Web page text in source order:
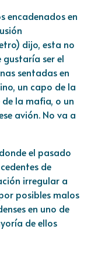
encadenados en
) dijo, esta no
ser el
sentadas en
un capo de la
la mafia, o un
avión. No va a
el pasado
de
irregular a
posibles malos
en uno de
de ellos